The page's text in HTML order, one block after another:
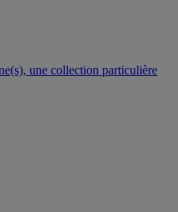
une collection particulière